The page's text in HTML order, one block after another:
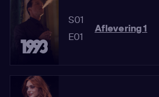
S01
E01
Aflevering 1